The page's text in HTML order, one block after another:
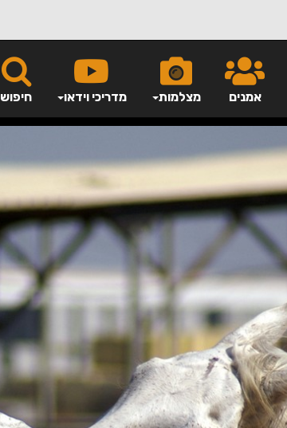
חיפוש מדריכי וידאו מצלמות אמנים